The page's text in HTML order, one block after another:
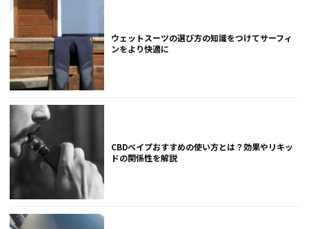
ウェットスーツの選び方の知識をつけてサーフィ
ンをより快適に
CBDベイプおすすめの使い方とは？効果やリキッ
ドの関係性を解説